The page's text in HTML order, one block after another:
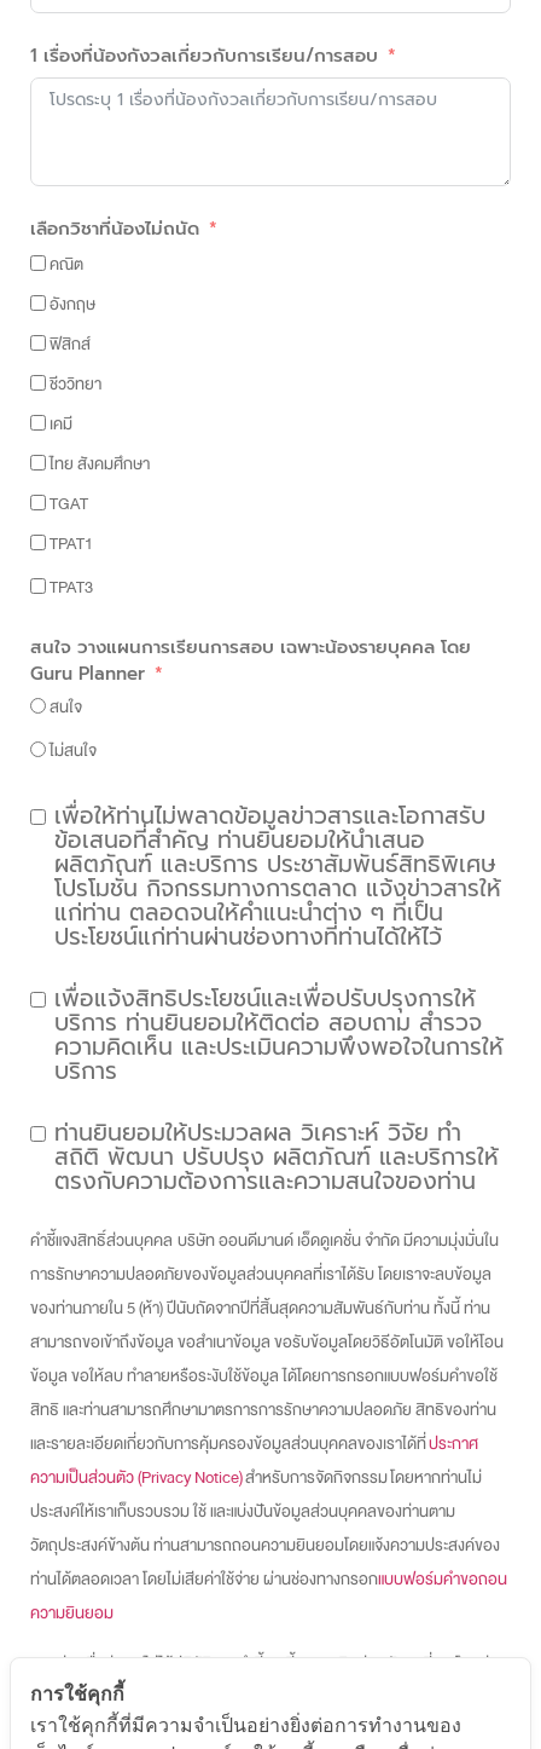
1 เรื่องที่น้องกังวลเกี่ยวกับการเรียน/การสอบ
เลือกวิชาที่น้องไม่ถนัด
คณิต
อังกฤษ
ฟิสิกส์
ชีววิทยา
เคมี
ไทย สังคมศึกษา
TGAT
TPAT1
TPAT3
สนใจ วางแผนการเรียนการสอบ เฉพาะน้องรายบุคคล โดย
Guru Planner
สนใจ
ไม่สนใจ
เพื่อให้ท่านไม่พลาดข้อมูลข่าวสารและโอกาสรับ
ข้อเสนอที่สำคัญ ท่านยินยอมให้นำเสนอ
ผลิตภัณฑ์ และบริการ ประชาสัมพันธ์สิทธิพิเศษ
โปรโมชั่น กิจกรรมทางการตลาด แจ้งข่าวสารให้
แก่ท่าน ตลอดจนให้คำแนะนำต่าง ๆ ที่เป็น
ประโยชน์แก่ท่านผ่านช่องทางที่ท่านได้ให้ไว้
เพื่อแจ้งสิทธิประโยชน์และเพื่อปรับปรุงการให้
บริการ ท่านยินยอมให้ติดต่อ สอบถาม สำรวจ
ความคิดเห็น และประเมินความพึงพอใจในการให้
บริการ
ท่านยินยอมให้ประมวลผล วิเคราะห์ วิจัย ทำ
สถิติ พัฒนา ปรับปรุง ผลิตภัณฑ์ และบริการให้
ตรงกับความต้องการและความสนใจของท่าน
คำชี้แจงสิทธิ์ส่วนบุคคล บริษัท ออนดีมานด์ เอ็ดดูเคชั่น จำกัด มีความมุ่งมั่นใน
การรักษาความปลอดภัยของข้อมูลส่วนบุคคลที่เราได้รับ โดยเราจะลบข้อมูล
ของท่านภายใน 5 (ห้า) ปีนับถัดจากปีที่สิ้นสุดความสัมพันธ์กับท่าน ทั้งนี้ ท่าน
สามารถขอเข้าถึงข้อมูล ขอสำเนาข้อมูล ขอรับข้อมูลโดยวิธีอัตโนมัติ ขอให้โอน
ข้อมูล ขอให้ลบ ทำลายหรือระงับใช้ข้อมูล ได้โดยการกรอกแบบฟอร์มคำขอใช้
สิทธิ และท่านสามารถศึกษามาตรการการรักษาความปลอดภัย สิทธิของท่าน
และรายละเอียดเกี่ยวกับการคุ้มครองข้อมูลส่วนบุคคลของเราได้ที่ประกาศ
ความเป็นส่วนตัว (Privacy Notice)สำหรับการจัดกิจกรรม โดยหากท่านไม่
ประสงค์ให้เราเก็บรวบรวม ใช้ และแบ่งปันข้อมูลส่วนบุคคลของท่านตาม
วัตถุประสงค์ข้างต้น ท่านสามารถถอนความยินยอมโดยแจ้งความประสงค์ของ
ท่านได้ตลอดเวลา โดยไม่เสียค่าใช้จ่าย ผ่านช่องทางกรอกแบบฟอร์มคำขอถอน
ความยินยอม
หากท่านเชื่อว่า เราไม่ได้ปฏิบัติตามคำชี้แจงนี้ กรุณาติดต่อกลับมาที่เรา โดยส่ง
อีเมลมาที่cc@ondemand.in.th
เอ็ดดูเคชั่น จำกัด จำกัด 444 อาคารเอ็ม บี เค ทาวเวอร์ ชั้น 20 ถนนพญาไท
การใช้คุกกี้
เราใช้คุกกี้ที่มีความจำเป็นอย่างยิ่งต่อการทำงานของ